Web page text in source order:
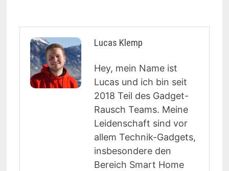
Lucas Klemp
Hey, mein Name ist
Lucas und ich bin seit
2018 Teil des Gadget-
Rausch Teams. Meine
Leidenschaft sind vor
allem Technik-Gadgets,
insbesondere den
Bereich Smart Home